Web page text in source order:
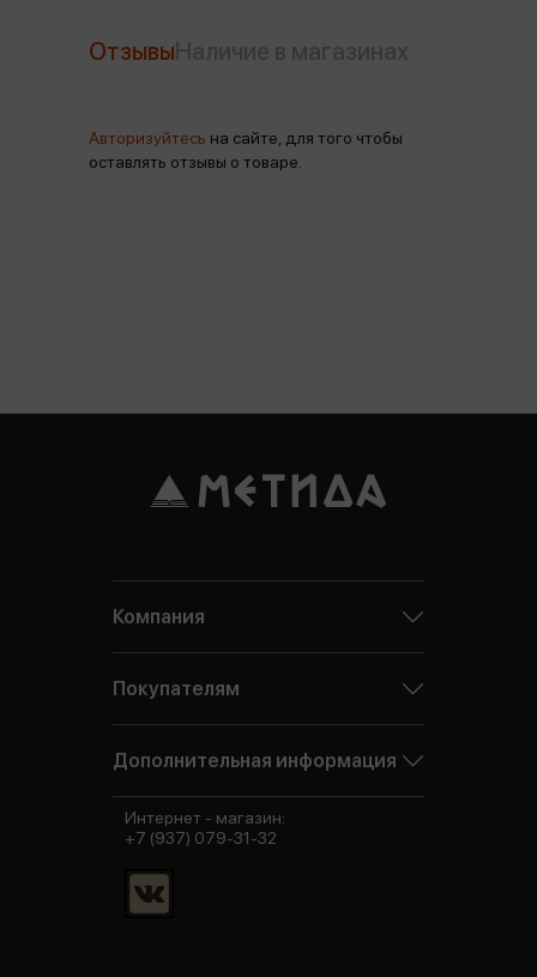
Отзывы
Авторизуйтесь на сайте, для того чтобы
оставлять отзывы о товаре.
Компания
Покупателям
Дополнительная информация
Интернет - магазин:
+7 (937) 079-31-32